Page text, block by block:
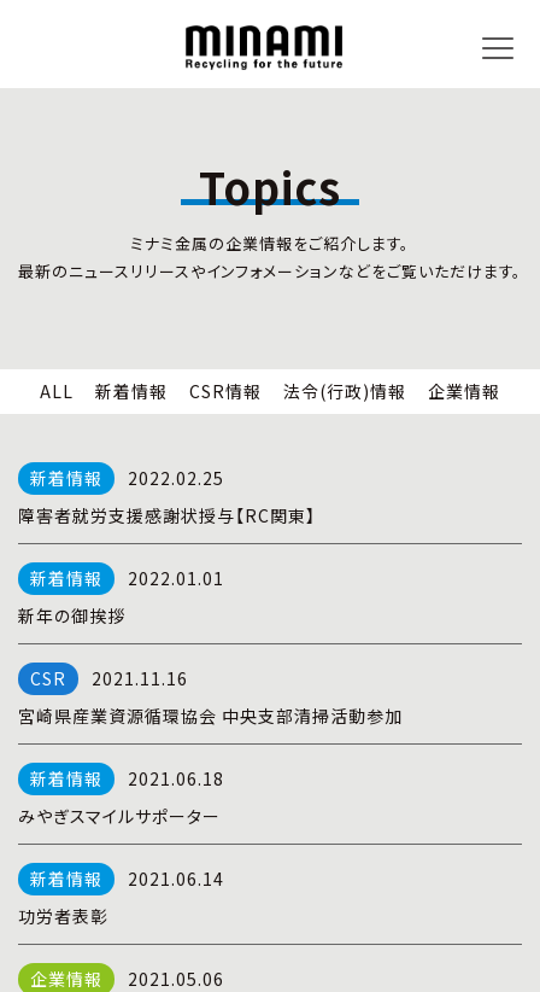
CSR情報
企業情報
全国事業所紹介
事業内容
リサイクルサービス
小型家電リサイクル法
全国の回収対応
Topics
ミナミ金属の企業情報をご紹介します。
最新のニュースリリースやインフォメーションなどをご覧いただけます。
ALL 新着情報 CSR情報 法令(行政)情報 企業情報
2022.02.25
障害者就労支援感謝状授与【RC関東】
2022.01.01
新年の御挨拶
2021.11.16
宮崎県産業資源循環協会 中央支部清掃活動参加
2021.06.18
みやぎスマイルサポーター
2021.06.14
功労者表彰
2021.05.06